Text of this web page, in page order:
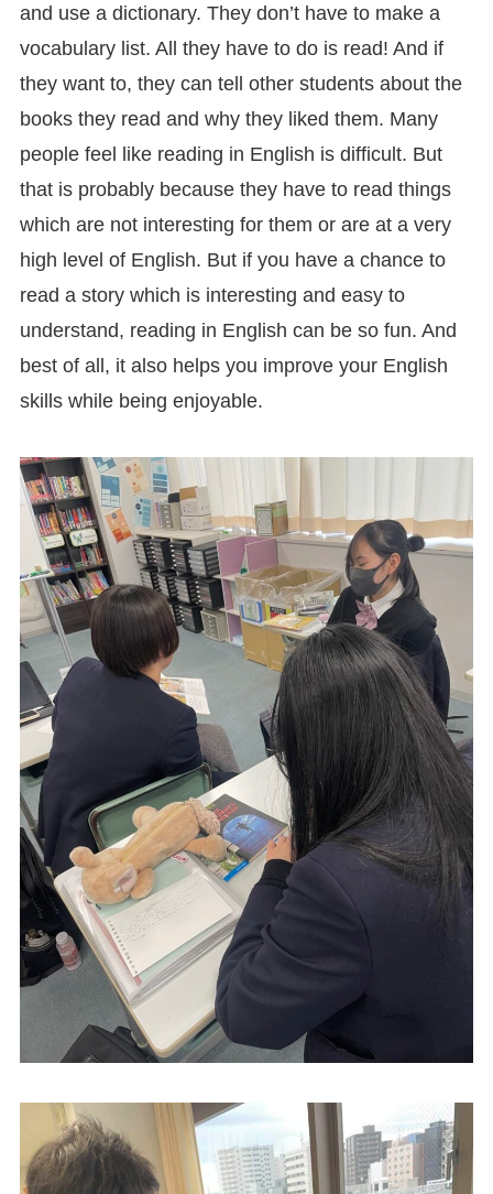
and use a dictionary. They don’t have to make a
vocabulary list. All they have to do is read! And if
they want to, they can tell other students about the
books they read and why they liked them. Many
people feel like reading in English is difficult. But
that is probably because they have to read things
which are not interesting for them or are at a very
high level of English. But if you have a chance to
read a story which is interesting and easy to
understand, reading in English can be so fun. And
best of all, it also helps you improve your English
skills while being enjoyable.